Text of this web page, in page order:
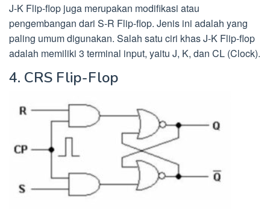
J-K Flip-flop juga merupakan modifikasi atau
pengembangan dari S-R Flip-flop. Jenis ini adalah yang
paling umum digunakan. Salah satu ciri khas J-K Flip-flop
adalah memiliki 3 terminal input, yaitu J, K, dan CL (Clock).
4. CRS Flip-Flop